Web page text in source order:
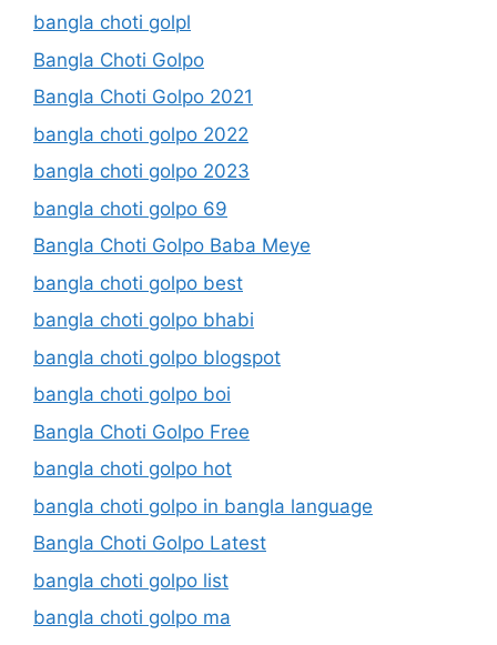
bangla choti golpl
Bangla Choti Golpo
Bangla Choti Golpo 2021
bangla choti golpo 2022
bangla choti golpo 2023
bangla choti golpo 69
Bangla Choti Golpo Baba Meye
bangla choti golpo best
bangla choti golpo bhabi
bangla choti golpo blogspot
bangla choti golpo boi
Bangla Choti Golpo Free
bangla choti golpo hot
bangla choti golpo in bangla language
Bangla Choti Golpo Latest
bangla choti golpo list
bangla choti golpo ma